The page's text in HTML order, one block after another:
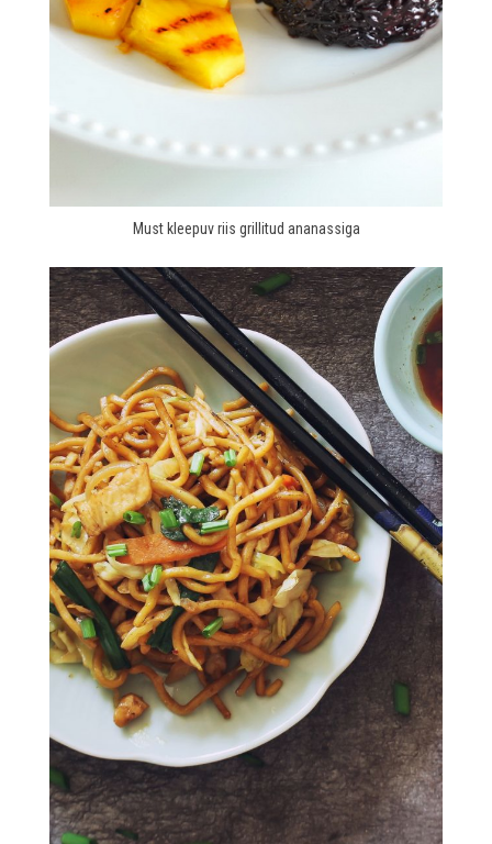
Must kleepuv riis grillitud ananassiga